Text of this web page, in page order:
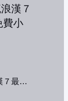
街頭流浪漢７最終章